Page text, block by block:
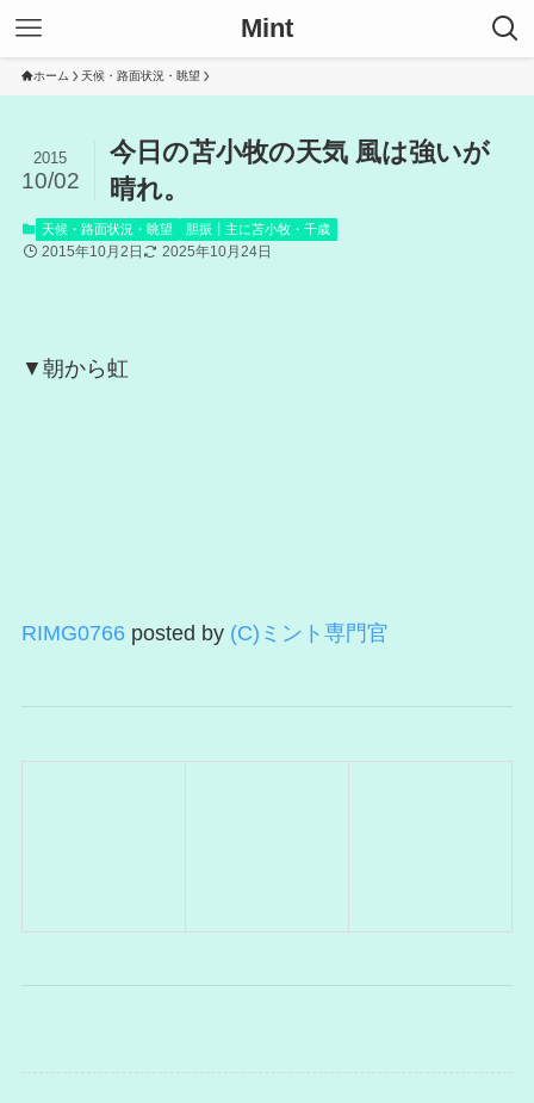
Mint
ホーム 天候・路面状況・眺望
今日の苫小牧の天気 風は強いが
晴れ。
2015
10/02
天候・路面状況・眺望 胆振┃主に苫小牧・千歳
2015年10月2日 2025年10月24日
▼朝から虹
RIMG0766posted by (C)ミント専門官